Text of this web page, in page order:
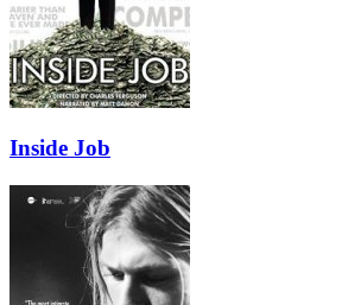
Inside Job